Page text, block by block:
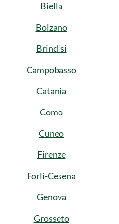
Biella
Bolzano
Brindisi
Campobasso
Catania
Como
Cuneo
Firenze
Forlì-Cesena
Genova
Grosseto